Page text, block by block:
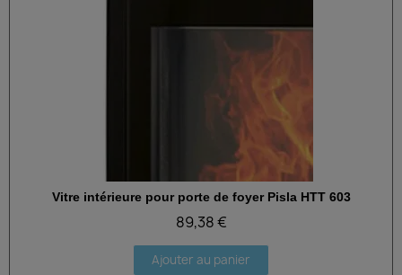
Aperçu rapide
Vitre intérieure pour porte de foyer Pisla HTT 603
89,38 €
Ajouter au panier